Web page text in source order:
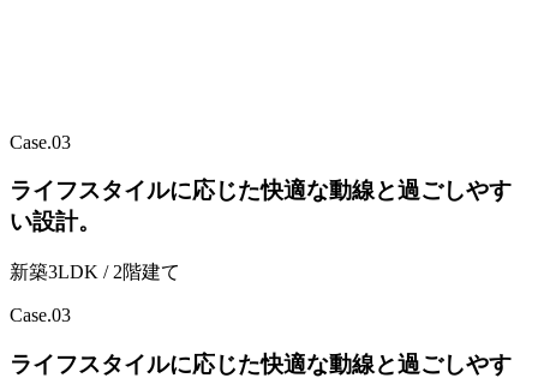
Case.03
ライフスタイルに応じた快適な動線と過ごしやす
い設計。
新築3LDK / 2階建て
Case.03
ライフスタイルに応じた快適な動線と過ごしやす